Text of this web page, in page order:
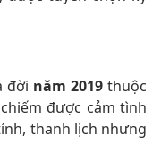
đời năm 2019thuộc
được cảm tình
thanh lịch nhưng